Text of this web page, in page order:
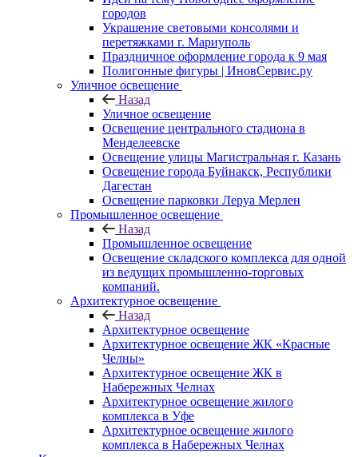
городов
Украшение световыми консолями и
перетяжками г. Мариуполь
Праздничное оформление города к 9 мая
Полигонные фигуры | ИновСервис.ру
Уличное освещение
Назад
Уличное освещение
Освещение центрального стадиона в
Менделеевске
Освещение улицы Магистральная г. Казань
Освещение города Буйнакск, Республики
Дагестан
Освещение парковки Леруа Мерлен
Промышленное освещение
Назад
Промышленное освещение
Освещение складского комплекса для одной
из ведущих промышленно-торговых
компаний.
Архитектурное освещение
Назад
Архитектурное освещение
Архитектурное освещение ЖК «Красные
Челны»
Архитектурное освещение ЖК в
Набережных Челнах
Архитектурное освещение жилого
комплекса в Уфе
Архитектурное освещение жилого
комплекса в Набережных Челнах